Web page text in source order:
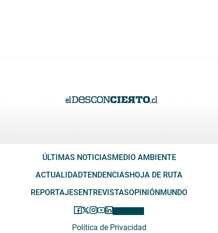
ÚLTIMAS NOTICIAS MEDIO AMBIENTE
ACTUALIDADTENDENCIAS HOJA DE RUTA
REPORTAJES ENTREVISTASOPINIÓN MUNDO
Política de Privacidad